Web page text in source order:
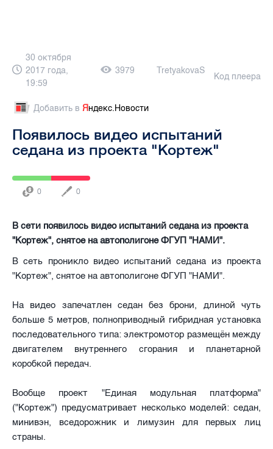
30 октября
2017 года,
19:59
3979 TretyakovaS
Код плеера
Добавить в Яндекс.Новости
Появилось видео испытаний
седана из проекта "Кортеж"
0 0
В сети появилось видео испытаний седана из проекта
"Кортеж", снятое на автополигоне ФГУП "НАМИ".
В сеть проникло видео испытаний седана из проекта
"Кортеж", снятое на автополигоне ФГУП "НАМИ".
На видео запечатлен седан без брони, длиной чуть
больше 5 метров, полноприводный гибридная установка
последовательного типа: электромотор размещён между
двигателем внутреннего сгорания и планетарной
коробкой передач.
Вообще проект "Единая модульная платформа"
("Кортеж") предусматривает несколько моделей: седан,
минивэн, вседорожник и лимузин для первых лиц
страны.